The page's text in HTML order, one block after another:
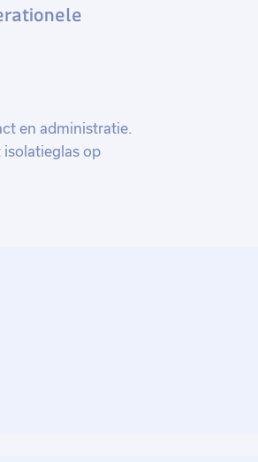
en administratie.
op
bokken zijn en
onderhoud je
ploegleiders en